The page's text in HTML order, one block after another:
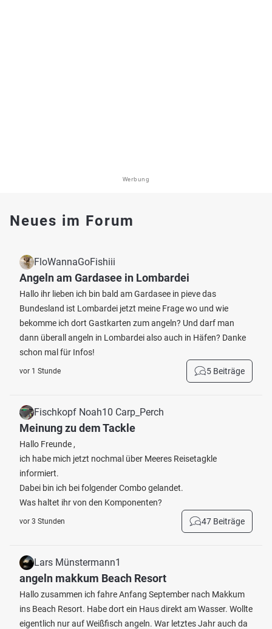
Werbung
Neues im Forum
FloWannaGoFishiii
Angeln am Gardasee in Lombardei
Hallo ihr lieben ich bin bald am Gardasee in pieve das
Bundesland ist Lombardei jetzt meine Frage wo und wie
bekomme ich dort Gastkarten zum angeln? Und darf man
dann überall angeln in Lombardei also auch in Häfen? Danke
schon mal für Infos!
vor 1 Stunde 5 Beiträge
Fischkopf Noah10 Carp_Perch
Meinung zu dem Tackle
Hallo Freunde ,
ich habe mich jetzt nochmal über Meeres Reisetagkle
informiert.
Dabei bin ich bei folgender Combo gelandet.
Was haltet ihr von den Komponenten?
vor 3 Stunden 47 Beiträge
Lars Münstermann1
angeln makkum Beach Resort
Hallo zusammen ich fahre Anfang September nach Makkum
ins Beach Resort. Habe dort ein Haus direkt am Wasser. Wollte
eigentlich nur auf Weißfisch angeln. War letztes Jahr auch da